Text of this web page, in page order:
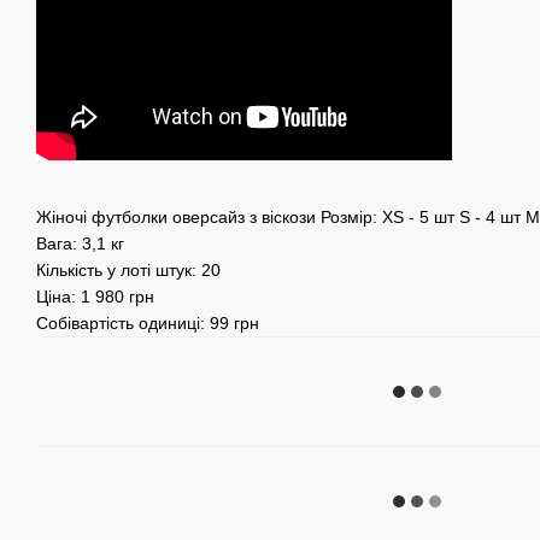
Жіночі футболки оверсайз з віскози Розмір: XS - 5 шт S - 4 шт
Вага: 3,1 кг
Кількість у лоті штук: 20
Ціна: 1 980 грн
Собівартість одиниці: 99 грн